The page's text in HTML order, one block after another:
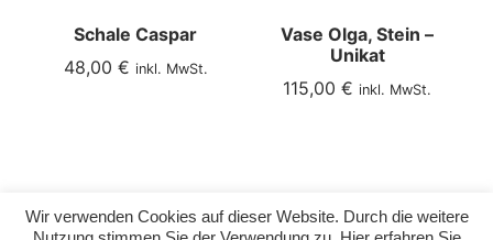
Schale Caspar
48,00 € inkl. MwSt.
Vase Olga, Stein –
Unikat
115,00€ inkl. MwSt.
INSTAGRAM
Wir verwenden Cookies auf dieser Website. Durch die weitere